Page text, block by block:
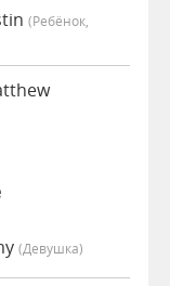
(Ребёнок,
(девушка)